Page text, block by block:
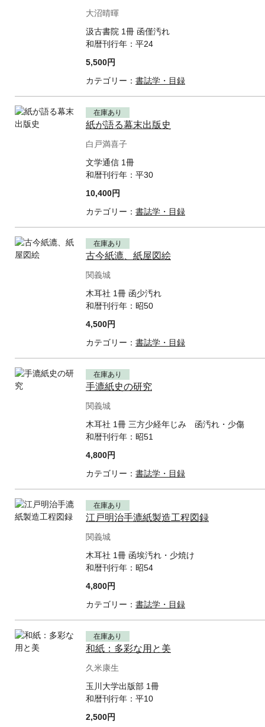
大沼晴暉
汲古書院 1冊 函僅汚れ
和暦刊行年： 平24
5,500円
カテゴリー： 書誌学・目録
在庫あり
紙が語る幕末出版史
白戸満喜子
文学通信 1冊
和暦刊行年： 平30
10,400円
カテゴリー： 書誌学・目録
在庫あり
古今紙漉、紙屋図絵
関義城
木耳社 1冊 函少汚れ
和暦刊行年： 昭50
4,500円
カテゴリー： 書誌学・目録
在庫あり
手漉紙史の研究
関義城
木耳社 1冊 三方少経年じみ 函汚れ・少傷
和暦刊行年： 昭51
4,800円
カテゴリー： 書誌学・目録
在庫あり
江戸明治手漉紙製造工程図録
関義城
木耳社 1冊 函埃汚れ・少焼け
和暦刊行年： 昭54
4,800円
カテゴリー： 書誌学・目録
在庫あり
和紙：多彩な用と美
久米康生
玉川大学出版部 1冊
和暦刊行年： 平10
2,500円